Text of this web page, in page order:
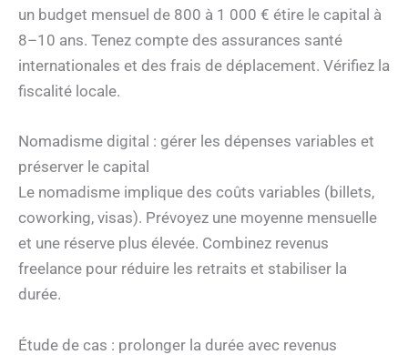
un budget mensuel de 800 à 1 000 € étire le capital à
8–10 ans. Tenez compte des assurances santé
internationales et des frais de déplacement. Vérifiez la
fiscalité locale.
Nomadisme digital : gérer les dépenses variables et
préserver le capital
Le nomadisme implique des coûts variables (billets,
coworking, visas). Prévoyez une moyenne mensuelle
et une réserve plus élevée. Combinez revenus
freelance pour réduire les retraits et stabiliser la
durée.
Étude de cas : prolonger la durée avec revenus